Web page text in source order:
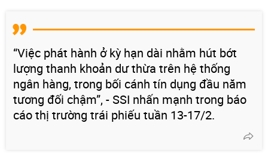
“Việc phát hành ở kỳ hạn dài nhằm hút bớt
lượng thanh khoản dư thừa trên hệ thống
ngân hàng, trong bối cánh tín dụng đầu năm
tương đối chậm”, - SSI nhấn mạnh trong báo
cáo thị trường trái phiếu tuần 13-17/2.